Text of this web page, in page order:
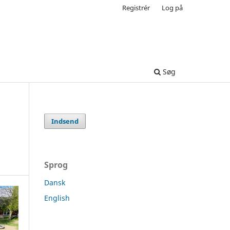
Søg
Registrér Log på
Indsend
Sprog
Dansk
English